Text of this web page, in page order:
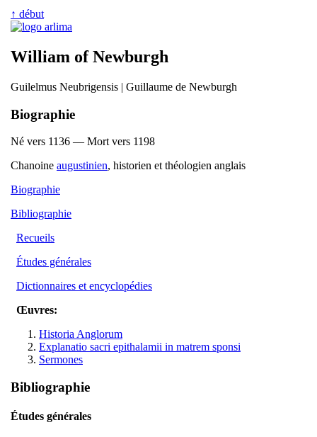
↑ début
William of Newburgh
Guilelmus Neubrigensis | Guillaume de Newburgh
Biographie
Né vers 1136 — Mort vers 1198
Chanoine augustinien, historien et théologien anglais
Biographie
Bibliographie
Recueils
Études générales
Dictionnaires et encyclopédies
Œuvres:
Historia Anglorum
Explanatio sacri epithalamii in matrem sponsi
Sermones
Bibliographie
Études générales